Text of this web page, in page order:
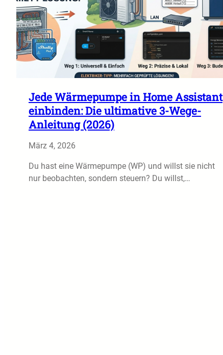
Jede Wärmepumpe in Home Assistant
einbinden: Die ultimative 3-Wege-
Anleitung (2026)
März 4, 2026
Du hast eine Wärmepumpe (WP) und willst sie nicht
nur beobachten, sondern steuern? Du willst,…